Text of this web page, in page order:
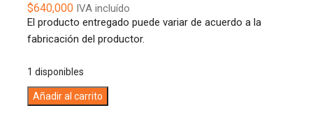
$640,000IVA incluído
El producto entregado puede variar de acuerdo a la
fabricación del productor.
1 disponibles
NIVEL
Añadir al carrito